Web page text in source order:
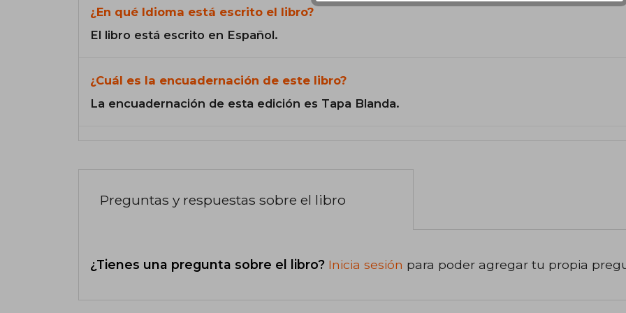
¿En qué Idioma está escrito el libro?
El libro está escrito en Español.
¿Cuál es la encuadernación de este libro?
La encuadernación de esta edición es Tapa Blanda.
Preguntas y respuestas sobre el libro
¿Tienes una pregunta sobre el libro? Inicia sesión para poder agregar tu propia